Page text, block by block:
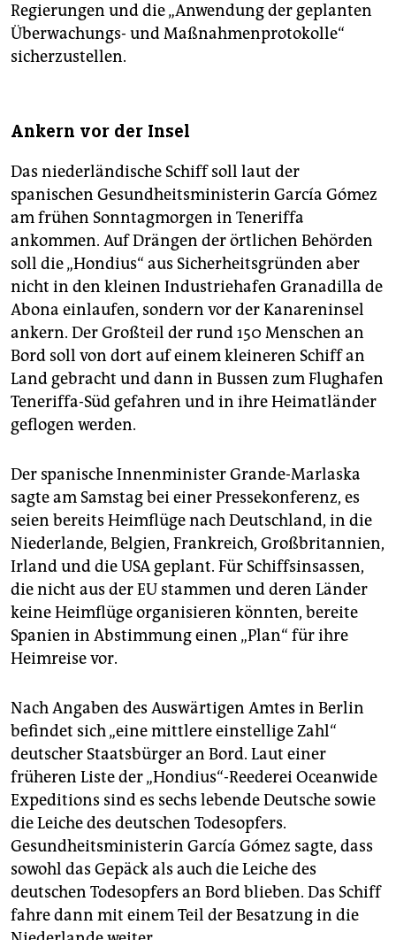
Regierungen und die „Anwendung der geplanten
Überwachungs- und Maßnahmenprotokolle“
sicherzustellen.
Ankern vor der Insel
Das niederländische Schiff soll laut der
spanischen Gesundheitsministerin García Gómez
am frühen Sonntagmorgen in Teneriffa
ankommen. Auf Drängen der örtlichen Behörden
soll die „Hondius“ aus Sicherheitsgründen aber
nicht in den kleinen Industriehafen Granadilla de
Abona einlaufen, sondern vor der Kanareninsel
ankern. Der Großteil der rund 150 Menschen an
Bord soll von dort auf einem kleineren Schiff an
Land gebracht und dann in Bussen zum Flughafen
Teneriffa-Süd gefahren und in ihre Heimatländer
geflogen werden.
Der spanische Innenminister Grande-Marlaska
sagte am Samstag bei einer Pressekonferenz, es
seien bereits Heimflüge nach Deutschland, in die
Niederlande, Belgien, Frankreich, Großbritannien,
Irland und die USA geplant. Für Schiffsinsassen,
die nicht aus der EU stammen und deren Länder
keine Heimflüge organisieren könnten, bereite
Spanien in Abstimmung einen „Plan“ für ihre
Heimreise vor.
Nach Angaben des Auswärtigen Amtes in Berlin
befindet sich „eine mittlere einstellige Zahl“
deutscher Staatsbürger an Bord. Laut einer
früheren Liste der „Hondius“-Reederei Oceanwide
Expeditions sind es sechs lebende Deutsche sowie
die Leiche des deutschen Todesopfers.
Gesundheitsministerin García Gómez sagte, dass
sowohl das Gepäck als auch die Leiche des
deutschen Todesopfers an Bord blieben. Das Schiff
fahre dann mit einem Teil der Besatzung in die